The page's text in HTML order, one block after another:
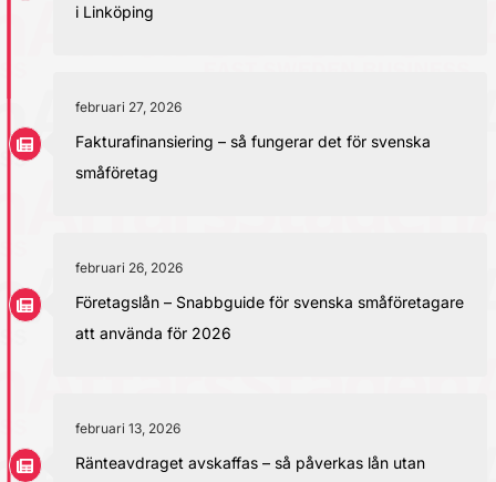
i Linköping
februari 27, 2026
Fakturafinansiering – så fungerar det för svenska
småföretag
februari 26, 2026
Företagslån – Snabbguide för svenska småföretagare
att använda för 2026
februari 13, 2026
Ränteavdraget avskaffas – så påverkas lån utan